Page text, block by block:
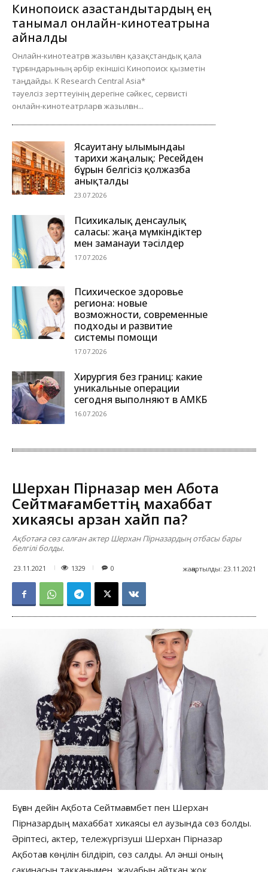
Кинопоиск қазақстандықтардың ең
танымал онлайн-кинотеатрына
айналды
Онлайн-кинотеатрға жазылған қазақстандық қала
тұрғындарының әрбір екіншісі Кинопоиск қызметін
таңдайды. K Research Central Asia*
тәуелсіз зерттеуінің дерегіне сәйкес, сервисті
онлайн-кинотеатрларға жазылған...
Ясауитану ғылымындағы
тарихи жаңалық: Ресейден
бұрын белгісіз қолжазба
анықталды
23.07.2026
Психикалық денсаулық
саласы: жаңа мүмкіндіктер
мен заманауи тәсілдер
17.07.2026
Психическое здоровье
региона: новые
возможности, современные
подходы и развитие
системы помощи
17.07.2026
Хирургия без границ: какие
уникальные операции
сегодня выполняют в АМКБ
16.07.2026